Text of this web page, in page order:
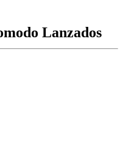
Lanzados